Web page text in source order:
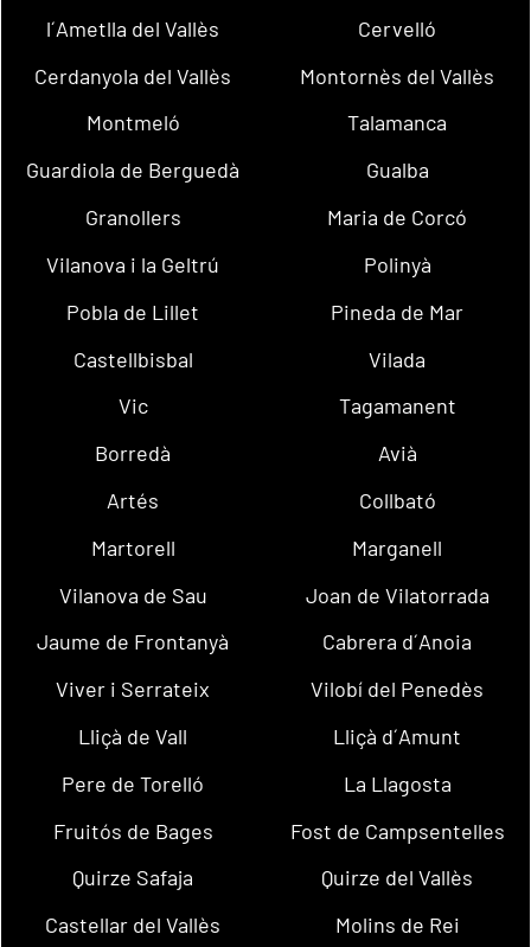
l´Ametlla del Vallès
Cervelló
Cerdanyola del Vallès
Montornès del Vallès
Montmeló
Talamanca
Guardiola de Berguedà
Gualba
Granollers
Maria de Corcó
Vilanova i la Geltrú
Polinyà
Pobla de Lillet
Pineda de Mar
Castellbisbal
Vilada
Vic
Tagamanent
Borredà
Avià
Artés
Collbató
Martorell
Marganell
Vilanova de Sau
Joan de Vilatorrada
Jaume de Frontanyà
Cabrera d´Anoia
Viver i Serrateix
Vilobí del Penedès
Lliçà de Vall
Lliçà d´Amunt
Pere de Torelló
La Llagosta
Fruitós de Bages
Fost de Campsentelles
Quirze Safaja
Quirze del Vallès
Castellar del Vallès
Molins de Rei